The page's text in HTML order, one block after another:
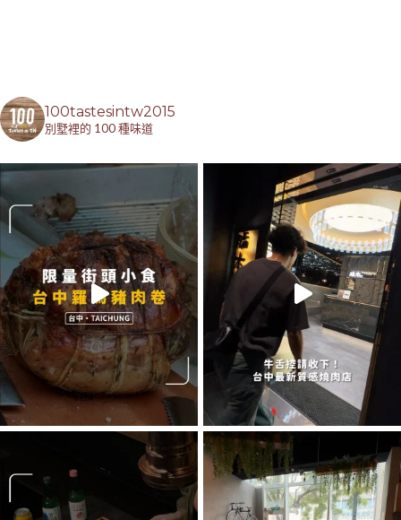
100tastesintw2015
別墅裡的 100 種味道